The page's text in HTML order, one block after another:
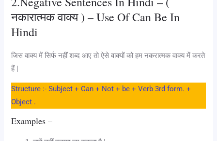
नकारात्मक वाक्य ) – Use Of Can Be In
Hindi
जिस वाक्य में सिर्फ नहीं शब्द आए तो ऐसे वाक्यों को हम नकरात्मक वाक्य में करते
हैं |
Structure :- Subject + Can + Not + be + Verb 3rd form. +
Object .
Examples –